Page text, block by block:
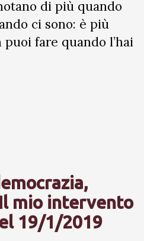
di più quando
ci sono: è più
fare quando l’hai
mio intervento
19/1/2019